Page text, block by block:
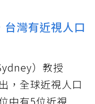
灣有近視人口
）教授
，全球近視人口